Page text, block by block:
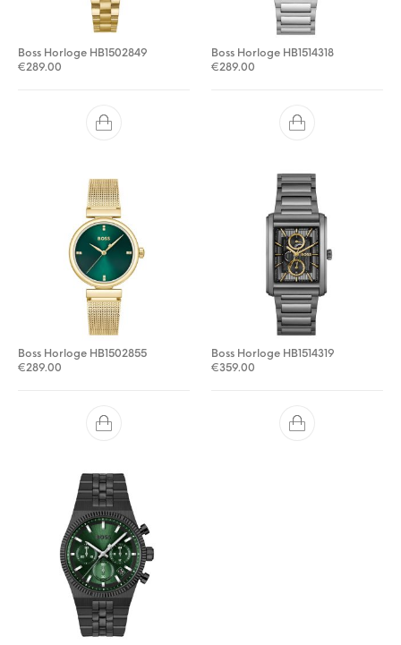
Boss Horloge HB1502849
€289.00
Boss Horloge HB1514318
€289.00
Boss Horloge HB1502855
€289.00
Boss Horloge HB1514319
€359.00